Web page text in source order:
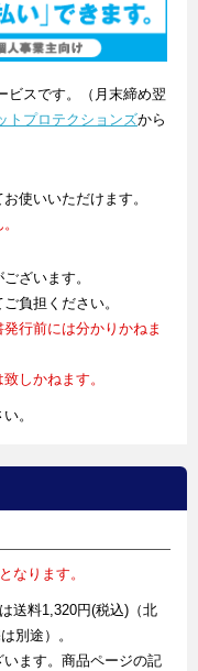
ビスです。（月末締め翌
トプロテクションズから
使いいただけます。
ざいます。
負担ください。
行前には分かりかねま
しかねます。
。
なります。
送料1,320円(税込)（北
別途）。
ます。商品ページの記